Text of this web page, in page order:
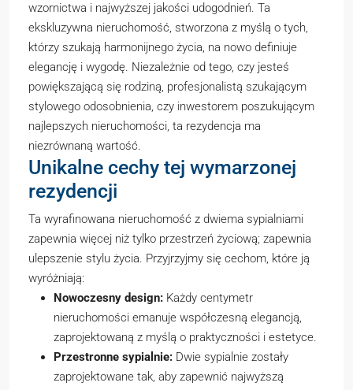
wzornictwa i najwyższej jakości udogodnień. Ta
ekskluzywna nieruchomość, stworzona z myślą o tych,
którzy szukają harmonijnego życia, na nowo definiuje
elegancję i wygodę. Niezależnie od tego, czy jesteś
powiększającą się rodziną, profesjonalistą szukającym
stylowego odosobnienia, czy inwestorem poszukującym
najlepszych nieruchomości, ta rezydencja ma
niezrównaną wartość.
Unikalne cechy tej wymarzonej
rezydencji
Ta wyrafinowana nieruchomość z dwiema sypialniami
zapewnia więcej niż tylko przestrzeń życiową; zapewnia
ulepszenie stylu życia. Przyjrzyjmy się cechom, które ją
wyróżniają:
Nowoczesny design: Każdy centymetr
nieruchomości emanuje współczesną elegancją,
zaprojektowaną z myślą o praktyczności i estetyce.
Przestronne sypialnie: Dwie sypialnie zostały
zaprojektowane tak, aby zapewnić najwyższą